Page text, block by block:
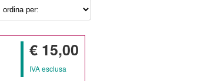
€ 15,00
IVA esclusa